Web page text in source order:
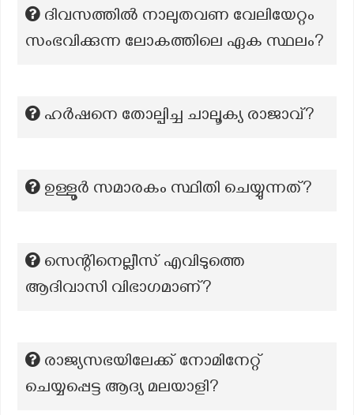
ദിവസത്തിൽ നാലുതവണ വേലിയേറ്റം
സംഭവിക്കുന്ന ലോകത്തിലെ ഏക സ്ഥലം?
ഹര്‍ഷനെ തോല്പിച്ച ചാലൂക്യ രാജാവ്?
ഉള്ളൂർ സ‌മാരകം സ്ഥിതി ചെയ്യുന്നത്?
സെന്റിനെല്ലീസ് എവിടുത്തെ
ആദിവാസി വിഭാഗമാണ്?
രാജ്യസഭയിലേക്ക് നോമിനേറ്റ്
ചെയ്യപ്പെട്ട ആദ്യ മലയാളി?